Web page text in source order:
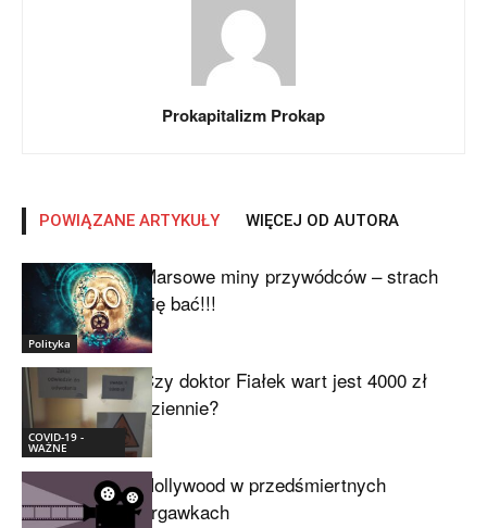
Prokapitalizm Prokap
POWIĄZANE ARTYKUŁY WIĘCEJ OD AUTORA
Polityka
Marsowe miny przywódców – strach
się bać!!!
COVID-19 -
WAŻNE
Czy doktor Fiałek wart jest 4000 zł
dziennie?
Hollywood w przedśmiertnych
drgawkach